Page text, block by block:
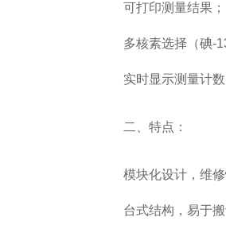
可打印测量结果；
多核素选择（碘-
实时显示测量计
二、特点：
模块化设计，维
台式结构，易于